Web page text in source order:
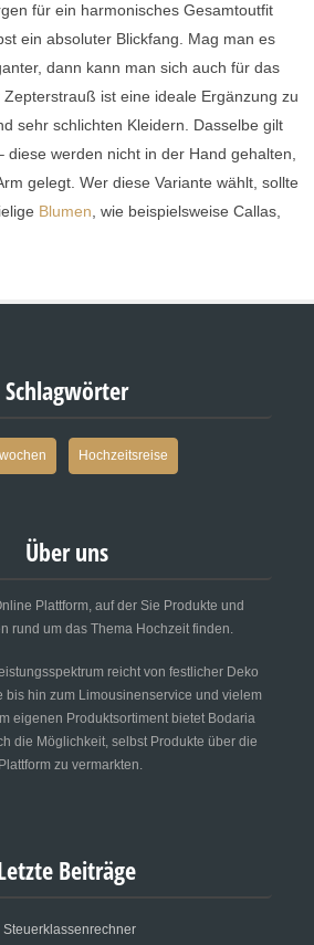
für ein harmonisches Gesamtoutfit
ein absoluter Blickfang. Mag man es
dann kann man sich auch für das
ist eine ideale Ergänzung zu
sehr schlichten Kleidern. Dasselbe gilt
werden nicht in der Hand gehalten,
gelegt. Wer diese Variante wählt, sollte
Blumen , wie beispielsweise Callas,
Schlagwörter
Hochzeitsreise
Über uns
Plattform, auf der Sie Produkte und
rund um das Thema Hochzeit finden.
reicht von festlicher Deko
bis hin zum Limousinenservice und vielem
eigenen Produktsortiment bietet Bodaria
die Möglichkeit, selbst Produkte über die
Plattform zu vermarkten.
Beiträge
Steuerklassenrechner